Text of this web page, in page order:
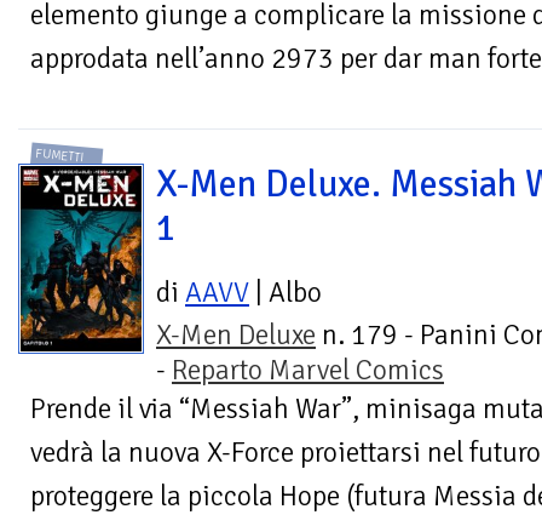
elemento giunge a complicare la missione
approdata nell’anno 2973 per dar man
FUMETTI
X-Men Deluxe. Messiah
1
di AAVV | Albo
X-Men Deluxe n. 179 - Panini
- Reparto Marvel Comics
Prende il via “Messiah War”, minisaga
vedrà la nuova X-Force proiettarsi nel
proteggere la piccola Hope (futura Messia